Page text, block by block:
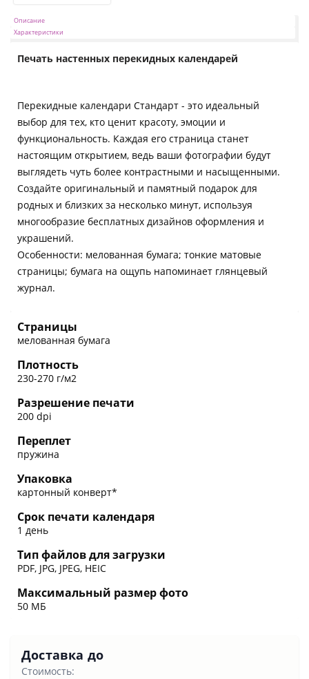
Описание
Характеристики
Печать настенных перекидных календарей
Перекидные календари Стандарт - это идеальный
выбор для тех, кто ценит красоту, эмоции и
функциональность. Каждая его страница станет
настоящим открытием, ведь ваши фотографии будут
выглядеть чуть более контрастными и насыщенными.
Создайте оригинальный и памятный подарок для
родных и близких за несколько минут, используя
многообразие бесплатных дизайнов оформления и
украшений.
Особенности: мелованная бумага; тонкие матовые
страницы; бумага на ощупь напоминает глянцевый
журнал.
Страницы
мелованная бумага
Плотность
230-270 г/м2
Разрешение печати
200 dpi
Переплет
пружина
Упаковка
картонный конверт*
Срок печати календаря
1 день
Тип файлов для загрузки
PDF, JPG, JPEG, HEIC
Максимальный размер фото
50 МБ
Доставка до
Стоимость: